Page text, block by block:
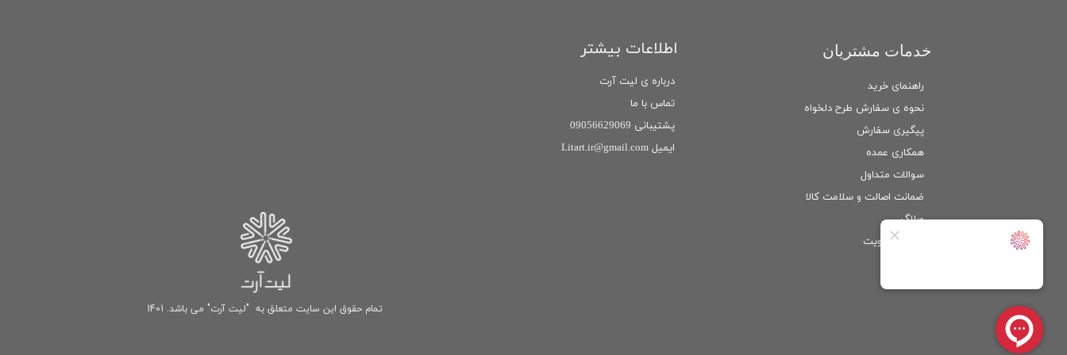
راهنمای خرید
نحوه ی سفارش طرح دلخواه
پیگیری سفارش
همکاری عمده
سوالات متداول
ضمانت اصالت و سلامت كالا
وبلاگ
خدمات مشتریان اطلاعات بیشتر
درباره ی لیت آرت
تماس با ما
پشتیبانی 09056629069
ایمیل Litart.ir@gmail.com
تمام حقوق این سایت متعلق به "لیت آرت" می باشد. 1401
عضویت